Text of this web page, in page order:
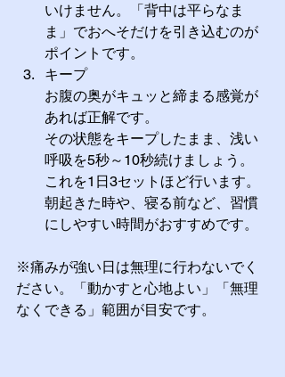
いけません。「背中は平らなま
ま」でおへそだけを引き込むのが
ポイントです。
キープ
お腹の奥がキュッと締まる感覚が
あれば正解です。
その状態をキープしたまま、浅い
呼吸を5秒～10秒続けましょう。
これを1日3セットほど行います。
朝起きた時や、寝る前など、習慣
にしやすい時間がおすすめです。
※痛みが強い日は無理に行わないでく
ださい。「動かすと心地よい」「無理
なくできる」範囲が目安です。